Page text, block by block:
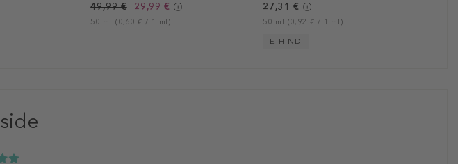
49,99 € 29,99 €
50 ml (0,60 € / 1 ml)
27,31 €
50 ml (0,92 € / 1 ml)
E-HIND